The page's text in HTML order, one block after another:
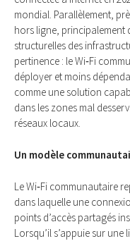
mondial. Parallèlement,
hors ligne, principalement
structurelles des
pertinence : le Wi‑Fi
déployer et moins
comme une solution
dans les zones mal
réseaux locaux.
Un modèle
Le Wi‑Fi communautaire
dans laquelle une
points d’accès partagés
Lorsqu’il s’appuie sur